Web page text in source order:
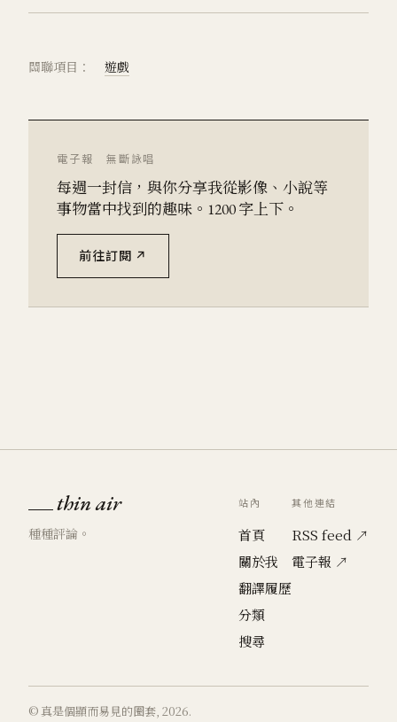
關聯項目： 遊戲
電子報 無斷詠唱
每週一封信，與你分享我從影像、小說等
事物當中找到的趣味。1200 字上下。
前往訂閱 ↗
thin air
種種評論。
站內
首頁
關於我
翻譯履歷
分類
搜尋
其他連結
RSS feed ↗
電子報 ↗
© 真是個顯而易見的圈套, 2026.